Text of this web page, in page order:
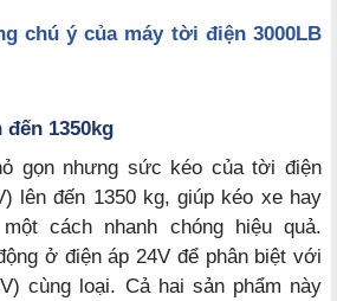
chú ý của máy tời điện 3000LB
1350kg
gọn nhưng sức kéo của tời điện
lên đến 1350 kg, giúp kéo xe hay
cách nhanh chóng hiệu quả.
ở điện áp 24V để phân biệt với
cùng loại. Cả hai sản phẩm này